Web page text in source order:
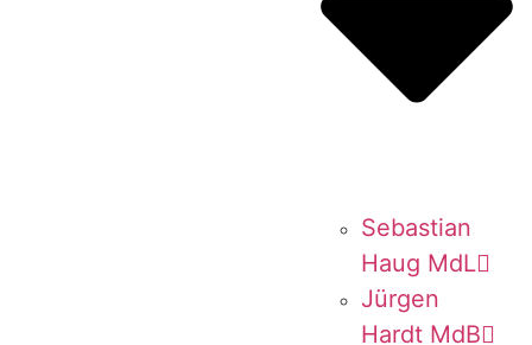
Sebas­ti­an
Haug MdL
Jür­gen
Hardt MdB